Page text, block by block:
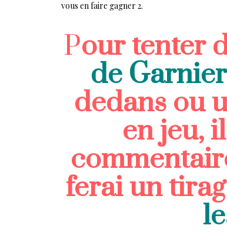
vous en faire gagner 2.
Pour tenter
de Garnier
dedans ou
en jeu,
ferai un